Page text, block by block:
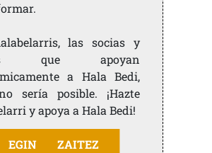
las socias y
que apoyan
a Hala Bedi,
sería posible. ¡Hazte
y apoya a Hala Bedi!
EGIN ZAITEZ